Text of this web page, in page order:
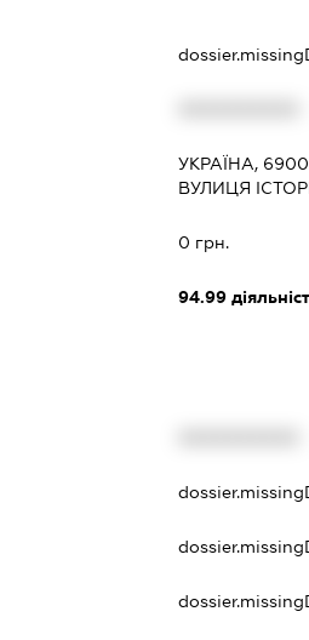
УКРАЇНА,
ВУЛИЦЯ
0 грн.
94.99